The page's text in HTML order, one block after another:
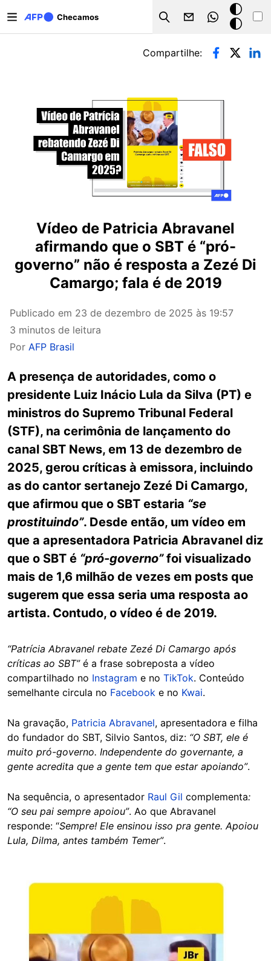
Checamos
Search
Modo
escuro
Abas primárias
Compartilhe:
Vídeo de Patricia Abravanel
afirmando que o SBT é “pró-
governo” não é resposta a Zezé Di
Camargo; fala é de 2019
Publicado em 23 de dezembro de 2025 às 19:57
3 minutos de leitura
Por AFP Brasil
A presença de autoridades, como o
presidente Luiz Inácio Lula da Silva (PT) e
ministros do Supremo Tribunal Federal
(STF), na cerimônia de lançamento do
canal SBT News, em 13 de dezembro de
2025, gerou críticas à emissora, incluindo
as do cantor sertanejo Zezé Di Camargo,
que afirmou que o SBT estaria “se
prostituindo”. Desde então, um vídeo em
que a apresentadora Patricia Abravanel diz
que o SBT é “pró-governo”foi visualizado
mais de 1,6 milhão de vezes em posts que
sugerem que essa seria uma resposta ao
artista. Contudo, o vídeo é de 2019.
“Patrícia Abravanel rebate Zezé Di Camargo após
críticas ao SBT”é a frase sobreposta a vídeo
compartilhado no Instagram e no TikTok. Conteúdo
semelhante circula no Facebook e no Kwai.
Na gravação, Patricia Abravanel, apresentadora e filha
do fundador do SBT, Silvio Santos, diz: “O SBT, ele é
muito pró-governo. Independente do governante, a
gente acredita que a gente tem que estar apoiando”.
Na sequência, o apresentador Raul Gil complementa:
“O seu pai sempre apoiou”. Ao que Abravanel
responde: “Sempre! Ele ensinou isso pra gente. Apoiou
Lula, Dilma, antes também Temer”.
Image